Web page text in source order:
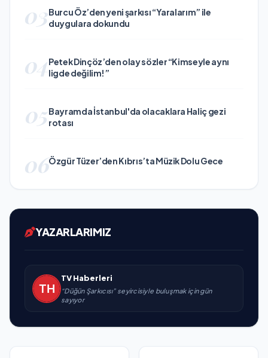
03Burcu Öz’den yeni şarkısı “Yaralarım” ile
duygulara dokundu
04Petek Dinçöz’den olay sözler “Kimseyle aynı
ligde değilim!”
05Bayramda İstanbul'da olacaklara Haliç gezi
rotası
06Özgür Tüzer’den Kıbrıs’ta Müzik Dolu Gece
YAZARLARIMIZ
TV Haberleri
“Düğün Şarkıcısı” seyircisiyle buluşmak için gün
sayıyor